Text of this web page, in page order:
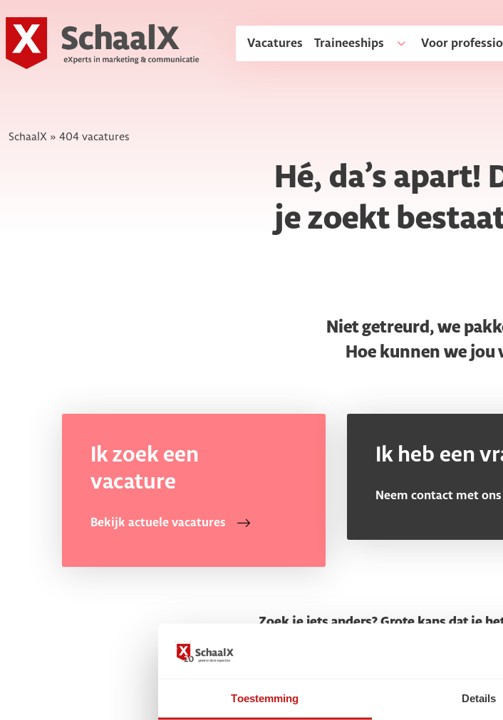
Toestemming Details
SchaalX
Vacatures Traineeships Voor
SchaalX » 404 vacatures
Hé, da’s apart!
je zoekt
Niet getreurd, we
Hoe kunnen we jou
Ik zoek een
vacature
Bekijk actuele vacatures
Ik heb een
Neem contact met
Zoek je iets anders? Grote kans dat je